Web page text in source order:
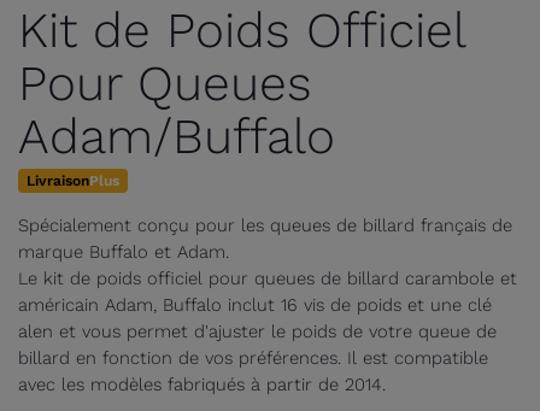
Kit de Poids Officiel
Pour Queues
Adam/Buffalo
LivraisonPlus
Spécialement conçu pour les queues de billard français de
marque Buffalo et Adam.
Le kit de poids officiel pour queues de billard carambole et
américain Adam, Buffalo inclut 16 vis de poids et une clé
alen et vous permet d'ajuster le poids de votre queue de
billard en fonction de vos préférences. Il est compatible
avec les modèles fabriqués à partir de 2014.